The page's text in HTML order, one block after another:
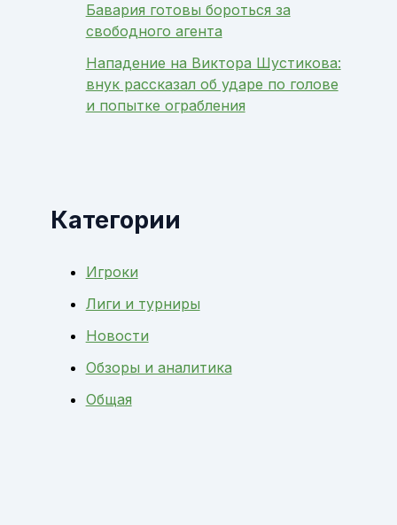
Бавария готовы бороться за
свободного агента
Нападение на Виктора Шустикова:
внук рассказал об ударе по голове
и попытке ограбления
Категории
Игроки
Лиги и турниры
Новости
Обзоры и аналитика
Общая